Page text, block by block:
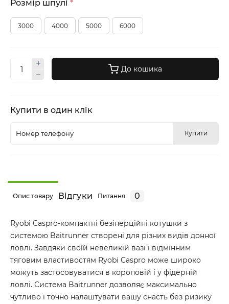
Розмір шпулі *
3000 4000 5000 6000
До кошика
Купити в один клік
Купити
Опис товару Відгуки Питання 0
Ryobi Caspro-компактні безінерційні котушки з
системою Baitrunner створені для різних видів донної
ловлі. Завдяки своїй невеликій вазі і відмінним
тяговим властивостям Ryobi Caspro може широко
можуть застосовуватися в короповій і у фідерній
ловлі. Система Baitrunner дозволяє максимально
чутливо і точно налаштувати вашу снасть без ризику